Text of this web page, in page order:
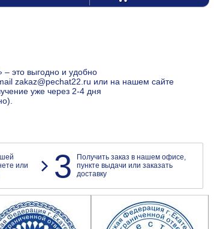
– это выгодно и удобно
zakaz@pechat22.ru или на нашем сайте
уже через 2-4 дня
или
3
Получить заказ в нашем офисе,
пункте выдачи или заказать
доставку